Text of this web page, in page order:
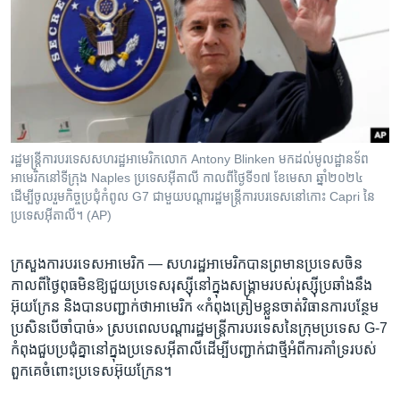
ចូល​
ទៅ​
កាន់​
ទំព័រ​
រក
Khmer English
បណ្តាញ​សង្គម
ភាសា
រដ្ឋមន្ត្រី​ការបរទេស​សហរដ្ឋ​អាមេរិក​លោក Antony Blinken មកដល់​មូលដ្ឋានទ័ព
អាមេរិក​នៅទីក្រុង Naples ប្រទេសអ៊ីតាលី កាលពីថ្ងៃទី១៧ ខែមេសា ឆ្នាំ២០២៤
ដើម្បីចូលរួមកិច្ចប្រជុំកំពូល G7 ជាមួយ​បណ្ដា​រដ្ឋមន្ត្រី​ការបរទេស​នៅ​កោះ Capri នៃ​
ប្រទេស​អ៊ីតាលី។ (AP)
ក្រសួង​ការបរទេស​អាមេរិក — សហរដ្ឋ​អាមេរិក​បាន​ព្រមាន​ប្រទេស​ចិន​
កាលពី​ថ្ងៃ​ពុធ​មិន​ឱ្យ​ជួយ​ប្រទេស​រុស្ស៊ី​នៅ​ក្នុង​សង្គ្រាម​របស់​រុស្ស៊ី​ប្រឆាំង​នឹង​
អ៊ុយក្រែន និង​បាន​បញ្ជាក់​ថា​អាមេរិក «កំពុង​ត្រៀម​ខ្លួន​ចាត់​វិធានការ​បន្ថែម​
ប្រសិនបើ​ចាំបាច់» ស្របពេល​បណ្ដា​រដ្ឋមន្ត្រី​ការបរទេស​នៃ​ក្រុម​ប្រទេស G-7
កំពុង​ជួប​ប្រជុំ​គ្នា​នៅ​ក្នុង​ប្រទេស​អ៊ីតាលី​ដើម្បី​បញ្ជាក់​ជាថ្មី​អំពី​ការ​គាំទ្រ​របស់​
ពួកគេ​ចំពោះ​ប្រទេស​អ៊ុយក្រែន។